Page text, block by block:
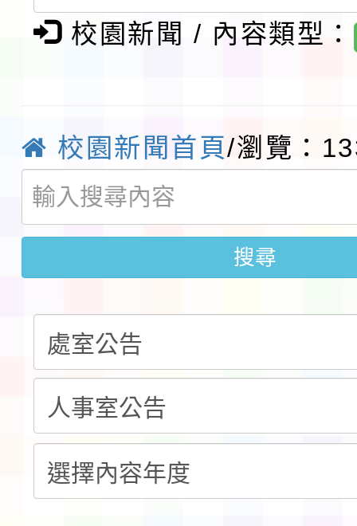
告(不再辦理後續甄選)
賽實施要點」1份
本市「115學年度學生
請一案
社團法人中華民國畫廊
026 ART TAIPEI臺北
會」之「藝術教育日」
本校115學年度第1學
第2次招考代課鐘點教
告(採1次公告分次招考)
115 年度兒童課後照顧
0 小時業訓練課程
轉知本市體育總會划船
「115年桃園市運動會
錦標賽」海洋艇及
域)，申請變更地點
「114-115年度
計畫」公費接種對象擴
115學年度迎新活動暨
會活動流程表
校園新聞 / 內容類型：
校園新聞首頁/瀏覽：
搜尋